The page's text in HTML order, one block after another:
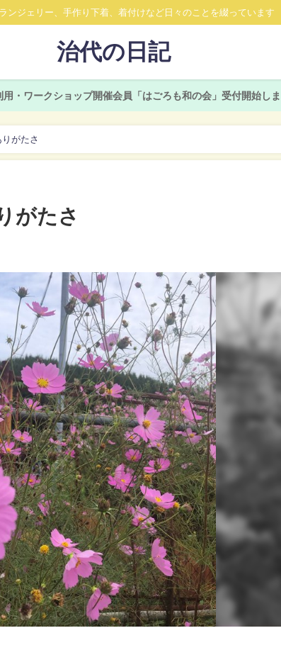
ンジェリー、手作り下着、着付けなど日々のことを綴っています
治代の日記
用・ワークショップ開催会員「はごろも和の会」受付開始し
がたさ
がたさ